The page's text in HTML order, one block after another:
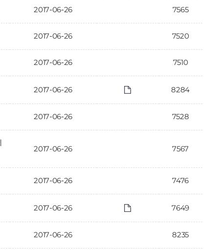
2017-06-26 7565
2017-06-26 7520
2017-06-26 7510
2017-06-26 8284
2017-06-26 7528
2017-06-26 7567
2017-06-26 7476
2017-06-26 7649
2017-06-26 8235